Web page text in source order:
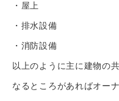
・屋上
・排水設備
・消防設備
以上のように主に建物の
なるところがあればオー